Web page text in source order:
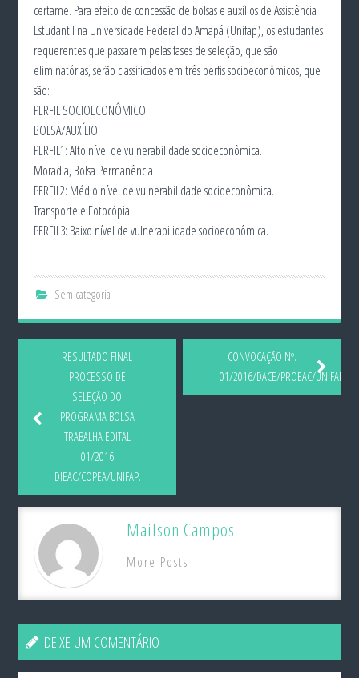
certame. Para efeito de concessão de bolsas e auxílios de Assistência
Estudantil na Universidade Federal do Amapá (Unifap), os estudantes
requerentes que passarem pelas fases de seleção, que são
eliminatórias, serão classificados em três perfis socioeconômicos, que
são:
PERFIL SOCIOECONÔMICO
BOLSA/AUXÍLIO
PERFIL1: Alto nível de vulnerabilidade socioeconômica.
Moradia, Bolsa Permanência
PERFIL2: Médio nível de vulnerabilidade socioeconômica.
Transporte e Fotocópia
PERFIL3: Baixo nível de vulnerabilidade socioeconômica.
Sem categoria
RESULTADO FINAL
PROCESSO DE
SELEÇÃO DO
PROGRAMA BOLSA
TRABALHA EDITAL
01/2016
DIEAC/COPEA/UNIFAP.
CONVOCAÇÃO Nº.
01/2016/DACE/PROEAC/UNIFAP.
Mailson Campos
More Posts
DEIXE UM COMENTÁRIO